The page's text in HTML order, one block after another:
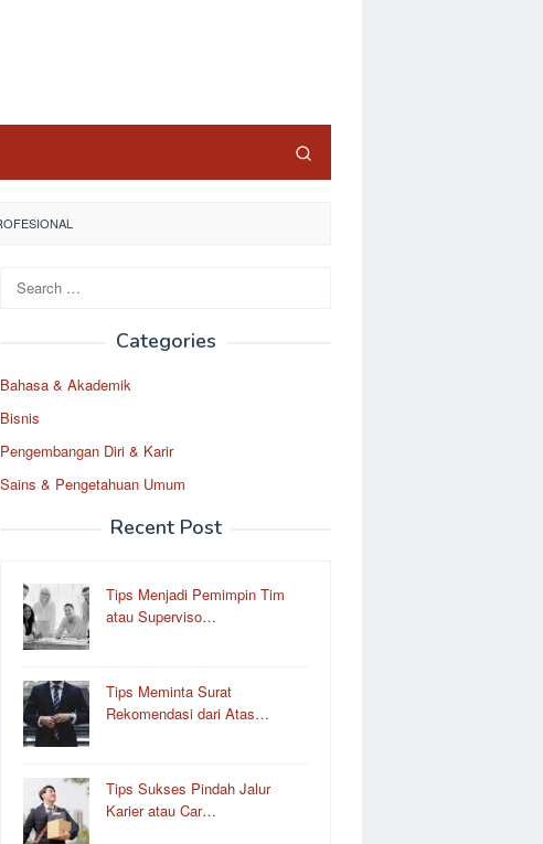
Search
for:
Categories
Bahasa & Akademik
Bisnis
Pengembangan Diri & Karir
Sains & Pengetahuan Umum
Recent Post
Tips Menjadi Pemimpin Tim
atau Superviso…
Tips Meminta Surat
Rekomendasi dari Atas…
Tips Sukses Pindah Jalur
Karier atau Car…